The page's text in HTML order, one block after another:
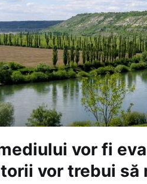
vor fi
vor trebui să